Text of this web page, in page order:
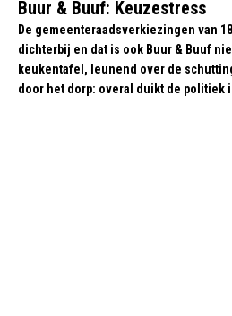
Buur & Buuf: Keuzestress
De gemeenteraadsverkiezingen van
dichterbij en dat is ook Buur & Buuf
keukentafel, leunend over de
door het dorp: overal duikt de politiek